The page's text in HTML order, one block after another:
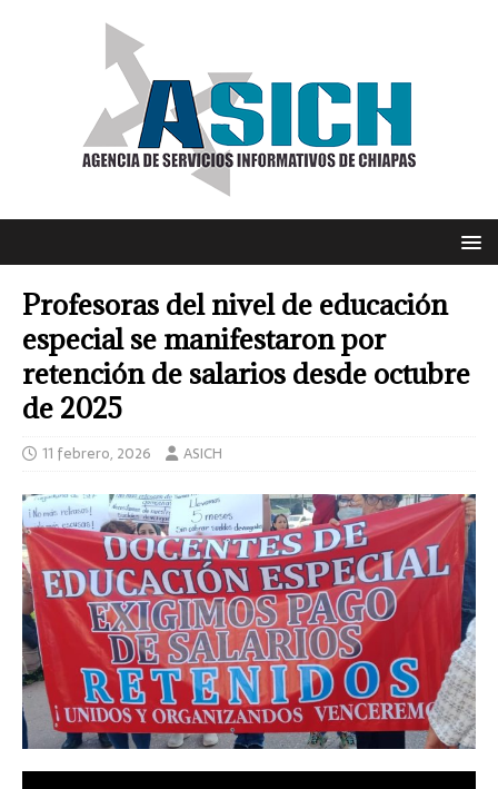
Profesoras del nivel de educación
especial se manifestaron por
retención de salarios desde octubre
de 2025
11 febrero, 2026 ASICH